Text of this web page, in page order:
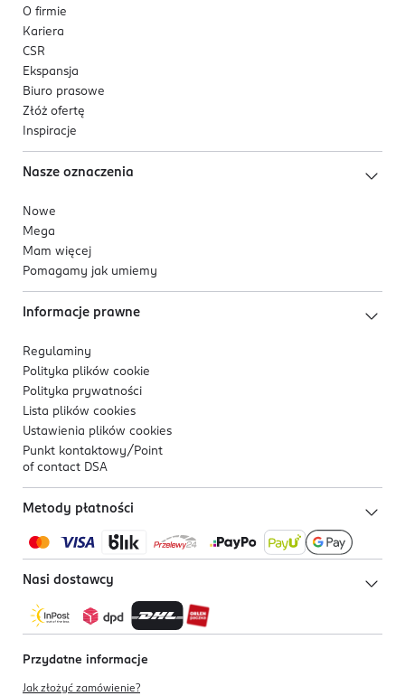
O firmie
Kariera
CSR
Ekspansja
Biuro prasowe
Złóż ofertę
Inspiracje
Nasze oznaczenia
Nowe
Mega
Mam więcej
Pomagamy jak umiemy
Informacje prawne
Regulaminy
Polityka plików cookie
Polityka prywatności
Lista plików cookies
Ustawienia plików cookies
Punkt kontaktowy/ Point
of contact DSA
Metody płatności
Nasi dostawcy
Przydatne informacje
Jak złożyć zamówienie?